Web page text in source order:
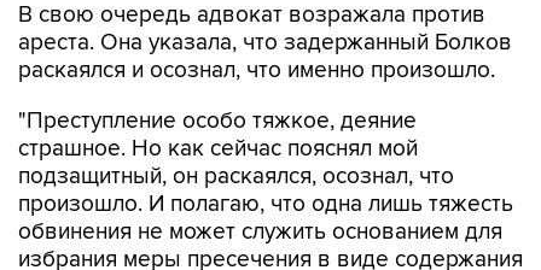
В свою очередь адвокат возражала против
ареста. Она указала, что задержанный Болков
раскаялся и осознал, что именно произошло.
"Преступление особо тяжкое, деяние
страшное. Но как сейчас пояснял мой
подзащитный, он раскаялся, осознал, что
произошло. И полагаю, что одна лишь тяжесть
обвинения не может служить основанием для
избрания меры пресечения в виде содержания